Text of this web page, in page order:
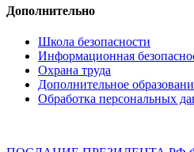
Дополнительно
Школа безопасности
Информационная
Охрана труда
Дополнительное
Обработка персональных